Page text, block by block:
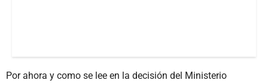
Por ahora y como se lee en la decisión del Ministerio